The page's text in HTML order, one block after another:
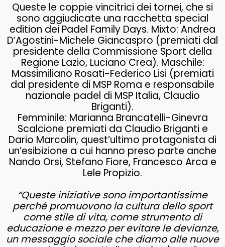
Queste le coppie vincitrici dei tornei, che si
sono aggiudicate una racchetta special
edition dei Padel Family Days. Mixto: Andrea
D’Agostini-Michele Giancaspro (premiati dal
presidente della Commissione Sport della
Regione Lazio, Luciano Crea). Maschile:
Massimiliano Rosati-Federico Lisi (premiati
dal presidente di MSP Roma e responsabile
nazionale padel di MSP Italia, Claudio
Briganti).
Femminile: Marianna Brancatelli-Ginevra
Scalcione premiati da Claudio Briganti e
Dario Marcolin, quest’ultimo protagonista di
un’esibizione a cui hanno preso parte anche
Nando Orsi, Stefano Fiore, Francesco Arca e
Lele Propizio.
“Queste iniziative sono importantissime
perché promuovono la cultura dello sport
come stile di vita, come strumento di
educazione e mezzo per evitare le devianze,
un messaggio sociale che diamo alle nuove